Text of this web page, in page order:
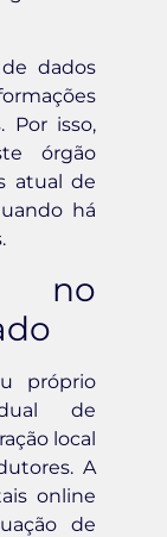
de dados
Por isso,
órgão
atual de
há
no
próprio
de
local
A
online
de